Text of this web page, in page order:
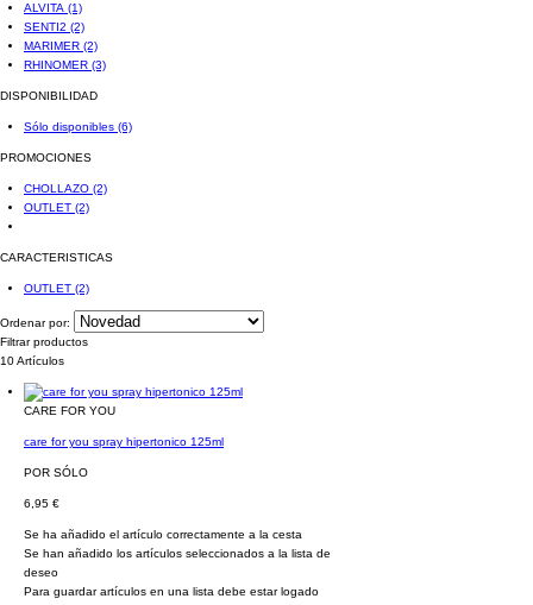
ALVITA (1)
SENTI2 (2)
MARIMER (2)
RHINOMER (3)
DISPONIBILIDAD
Sólo disponibles (6)
PROMOCIONES
CHOLLAZO (2)
OUTLET (2)
CARACTERISTICAS
OUTLET (2)
Ordenar por:
Filtrar productos
10 Artículos
CARE FOR YOU
care for you spray hipertonico 125ml
POR SÓLO
6,95 €
Se ha añadido el artículo correctamente a la cesta
Se han añadido los artículos seleccionados a la lista de
deseo
Para guardar artículos en una lista debe estar logado